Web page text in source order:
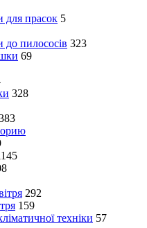
для прасок 5
до пилососів 323
69
328
292
159
техніки 57